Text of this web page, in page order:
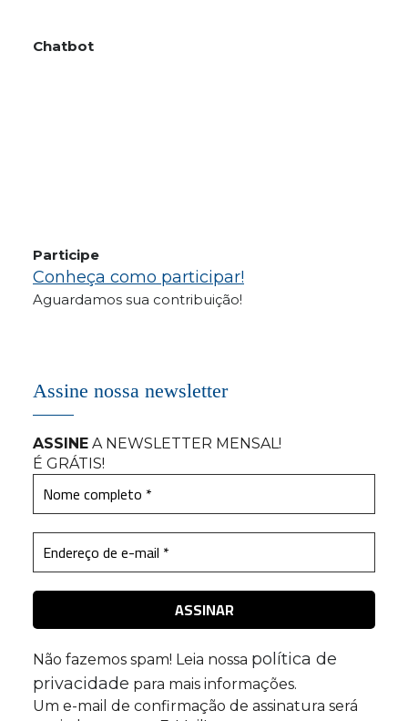
Chatbot
Participe
Conheça como participar!
Aguardamos sua contribuição!
Assine nossa newsletter
ASSINE A NEWSLETTER MENSAL!
É GRÁTIS!
Não fazemos spam! Leia nossa política de
privacidade para mais informações.
Um e-mail de confirmação de assinatura será